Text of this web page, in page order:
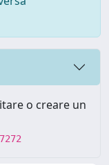
o creare un